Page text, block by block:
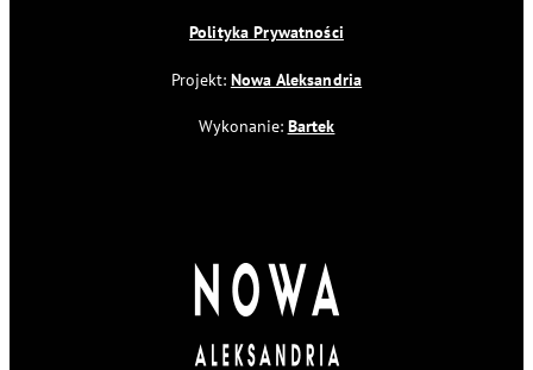
Polityka Prywatności
Projekt: Nowa Aleksandria
Wykonanie: Bartek